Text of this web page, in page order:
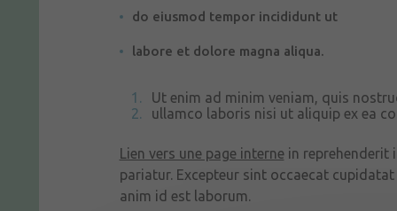
do eiusmod tempor incididunt ut
labore et dolore magna aliqua.
Ut enim ad minim veniam, quis
ullamco laboris nisi ut aliquip ex ea
Lien vers une page internein reprehenderit
pariatur. Excepteur sint occaecat
anim id est laborum.